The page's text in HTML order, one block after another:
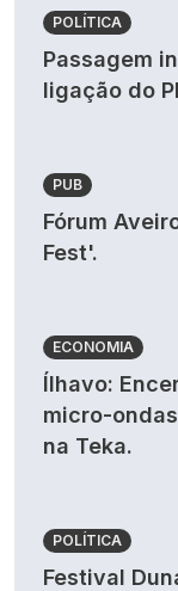
POLÍTICA
Passagem
ligação do
PUB
Fórum
Fest'.
ECONOMIA
Ílhavo:
micro-
na Teka.
POLÍTICA
Festival